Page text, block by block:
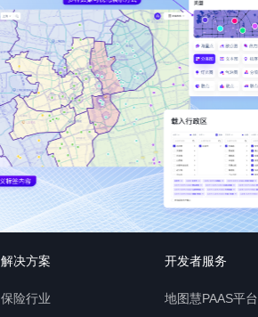
解决方案
保险行业
开发者服务
地图慧PAAS平台